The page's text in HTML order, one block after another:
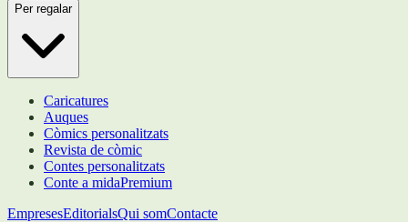
Per regalar
Caricatures
Auques
Còmics personalitzats
Revista de còmic
Contes personalitzats
Conte a midaPremium
EmpresesEditorialsQui somContacte